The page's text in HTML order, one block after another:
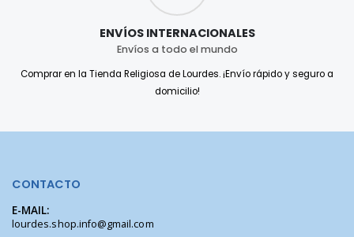
ENVÍOS INTERNACIONALES
Envíos a todo el mundo
Comprar en la Tienda Religiosa de Lourdes. ¡Envío rápido y seguro a
domicilio!
CONTACTO
E-MAIL:
lourdes.shop.info@gmail.com